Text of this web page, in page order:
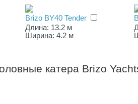
Brizo BY40 Tender
Длина: 13.2 м
Ширина: 4.2 м
катера Brizo